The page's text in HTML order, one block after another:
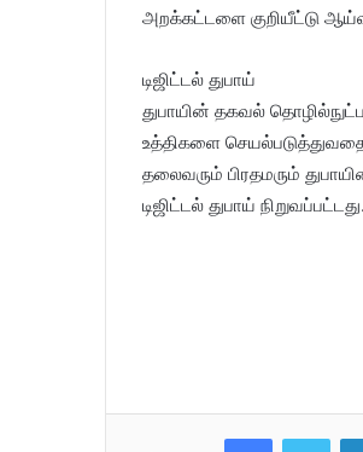
அறக்கட்டளை குறியீட்டு
டிஜிட்டல் துபாய்
துபாயின் தகவல்
உத்திகளை
தலைவரும் பிரதமரும்
டிஜிட்டல் துபாய் நிறுவப்பட்டது.